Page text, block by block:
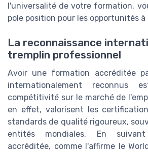
l'universalité de votre formation,
pole position pour les opportunités
La reconnaissance
tremplin professionnel
Avoir une formation accréditée
internationalement reconnus
compétitivité sur le marché de
en effet, valorisent les
standards de qualité rigoureux,
entités mondiales. En
accréditée, comme l'affirme le